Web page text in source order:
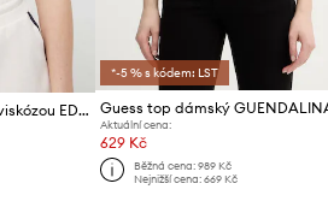
Guess crop top dámský s viskózou EDIE
*-5 % s kódem: LST
Guess top dámský
Aktuální cena:
629 Kč
Běžná cena: 989 Kč
Nejnižší cena: 669 Kč